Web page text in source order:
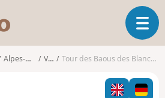
s
o
O
u
i
r
Alpes-Maritimes Vence Tour des Baous des Blancs et Baous des Noirs